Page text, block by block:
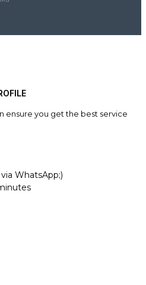
ensure you get the best service
WhatsApp;)